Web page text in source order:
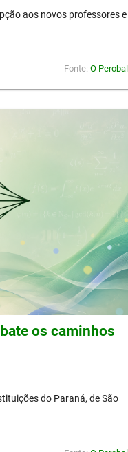
aos novos professores e
Fonte: O Perobal
os caminhos
do Paraná, de São